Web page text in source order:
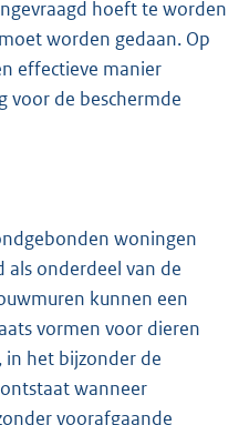
hoeft te worden
worden gedaan. Op
effectieve manier
voor de beschermde
woningen
als onderdeel van de
kunnen een
vormen voor dieren
in het bijzonder de
wanneer
voorafgaande